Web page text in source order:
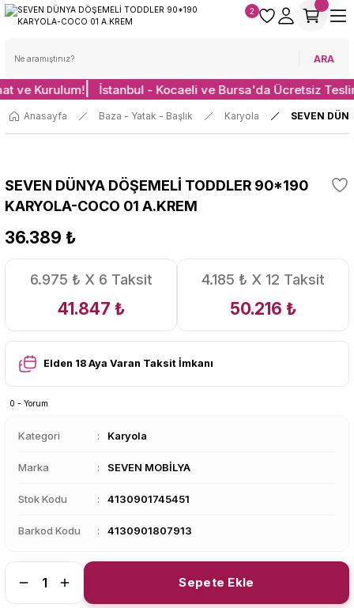
ARA
2
ve Kurulum! İstanbul - Kocaeli ve Bursa'da Ücretsiz
Anasayfa Baza - Yatak - Başlık Karyola SEVEN
SEVEN DÜNYA DÖŞEMELİ TODDLER 90*190
KARYOLA-COCO 01 A.KREM
36.389 ₺
6.975 ₺ X 6 Taksit
41.847 ₺
4.185 ₺ X 12 Taksit
50.216 ₺
Elden 18 Aya Varan Taksit İmkanı
0 - Yorum
Kategori Karyola
Marka SEVEN MOBİLYA
Stok Kodu 4130901745451
Barkod Kodu 4130901807913
Sepete Ekle